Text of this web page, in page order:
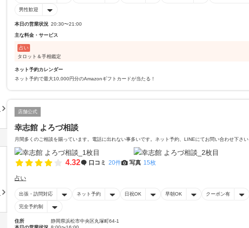
男性歓迎
本日の営業状況 20:30〜21:00
主な料金・サービス
占い
タロット＆手相鑑定
ネット予約カレンダー
ネット予約で最大10,000円分のAmazonギフトカードが当たる！
店舗公式
幸志館 よろづ相談
月間多くのご相談を賜っています。電話に出れない事多いです。ネット予約、LINEにてお問い合わせ下さい
4.32 口コミ 20件 写真 15枚
占い
出張・訪問対応 ネット予約 日祝OK 早朝OK クーポン有
完全予約制
住所
静岡県浜松市中央区丸塚町64-1